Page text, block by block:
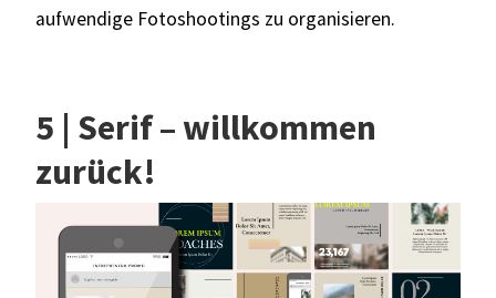
aufwendige Fotoshootings zu organisieren.
5 | Serif – willkommen
zurück!